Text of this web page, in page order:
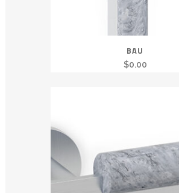
BAU
$0.00